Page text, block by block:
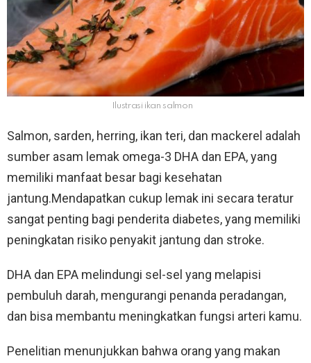
Ilustrasi ikan salmon
Salmon, sarden, herring, ikan teri, dan mackerel adalah
sumber asam lemak omega-3 DHA dan EPA, yang
memiliki manfaat besar bagi kesehatan
jantung.Mendapatkan cukup lemak ini secara teratur
sangat penting bagi penderita diabetes, yang memiliki
peningkatan risiko penyakit jantung dan stroke.
DHA dan EPA melindungi sel-sel yang melapisi
pembuluh darah, mengurangi penanda peradangan,
dan bisa membantu meningkatkan fungsi arteri kamu.
Penelitian menunjukkan bahwa orang yang makan